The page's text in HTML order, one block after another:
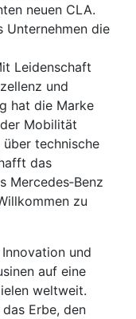
neuen CLA.
Unternehmen die
Leidenschaft
und
hat die Marke
Mobilität
technische
das
Mercedes‑Benz
zu
und
auf eine
weltweit.
Erbe, den